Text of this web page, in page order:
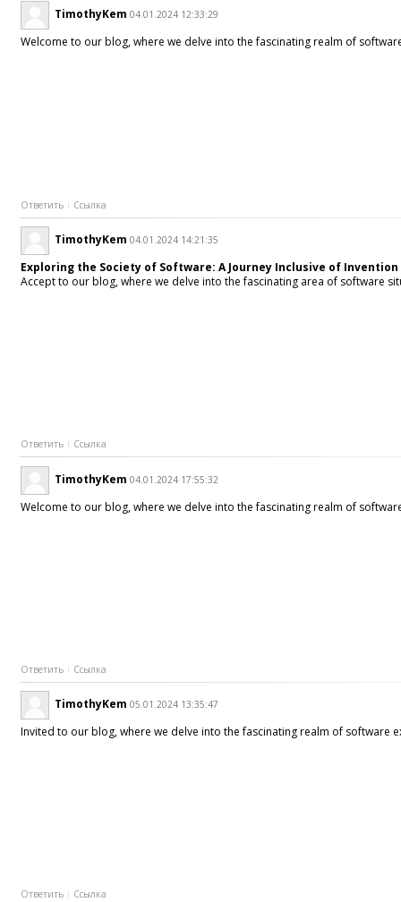
TimothyKem 04.01.2024 12:33:29
Welcome to our blog, where we delve into the fascinating realm of
Ответить Ссылка
TimothyKem 04.01.2024 14:21:35
Exploring the Society of Software: A Journey Inclusive of
Accept to our blog, where we delve into the fascinating area of software
Ответить Ссылка
TimothyKem 04.01.2024 17:55:32
Welcome to our blog, where we delve into the fascinating realm of
Ответить Ссылка
TimothyKem 05.01.2024 13:35:47
Invited to our blog, where we delve into the fascinating realm of software
Ответить Ссылка